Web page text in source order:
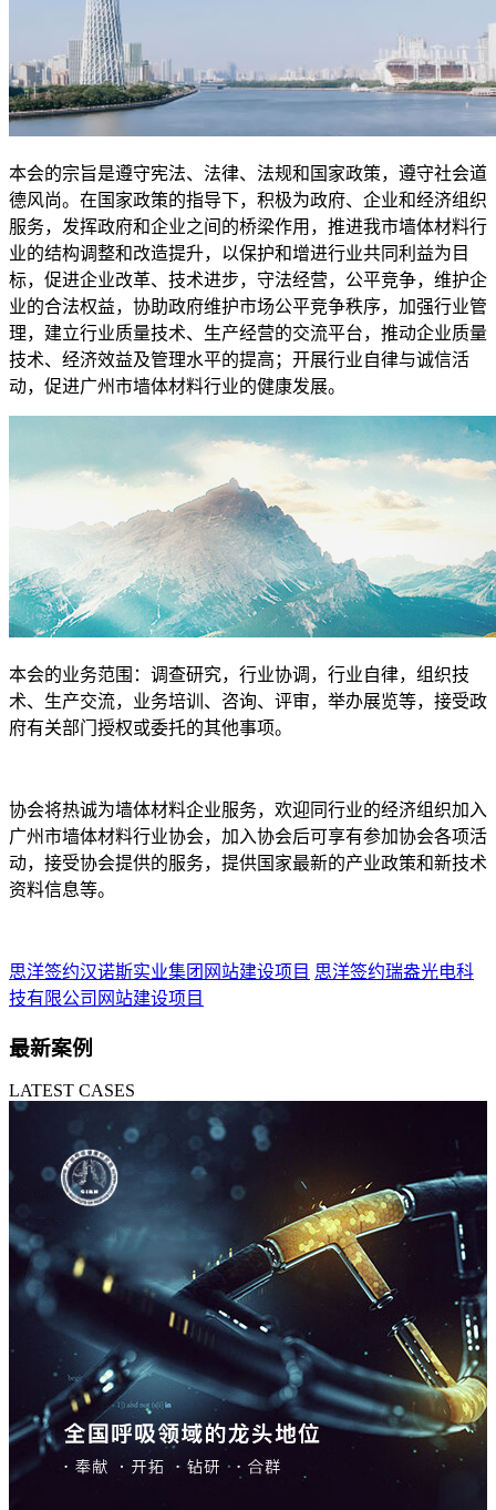
本会的宗旨是遵守宪法、法律、法规和国家政策，遵守社会道
德风尚。在国家政策的指导下，积极为政府、企业和经济组织
服务，发挥政府和企业之间的桥梁作用，推进我市墙体材料行
业的结构调整和改造提升，以保护和增进行业共同利益为目
标，促进企业改革、技术进步，守法经营，公平竞争，维护企
业的合法权益，协助政府维护市场公平竞争秩序，加强行业管
理，建立行业质量技术、生产经营的交流平台，推动企业质量
技术、经济效益及管理水平的提高；开展行业自律与诚信活
动，促进广州市墙体材料行业的健康发展。
本会的业务范围：调查研究，行业协调，行业自律，组织技
术、生产交流，业务培训、咨询、评审，举办展览等，接受政
府有关部门授权或委托的其他事项。
协会将热诚为墙体材料企业服务，欢迎同行业的经济组织加入
广州市墙体材料行业协会，加入协会后可享有参加协会各项活
动，接受协会提供的服务，提供国家最新的产业政策和新技术
资料信息等。
思洋签约汉诺斯实业集团网站建设项目 思洋签约瑞盎光电科
技有限公司网站建设项目
最新案例
LATEST CASES